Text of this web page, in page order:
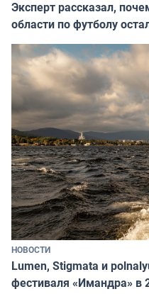
Эксперт рассказал,
области по футболу
НОВОСТИ
Lumen, Stigmata и
фестиваля «Имандра» в